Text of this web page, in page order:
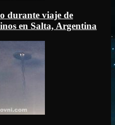
durante viaje de
en Salta, Argentina